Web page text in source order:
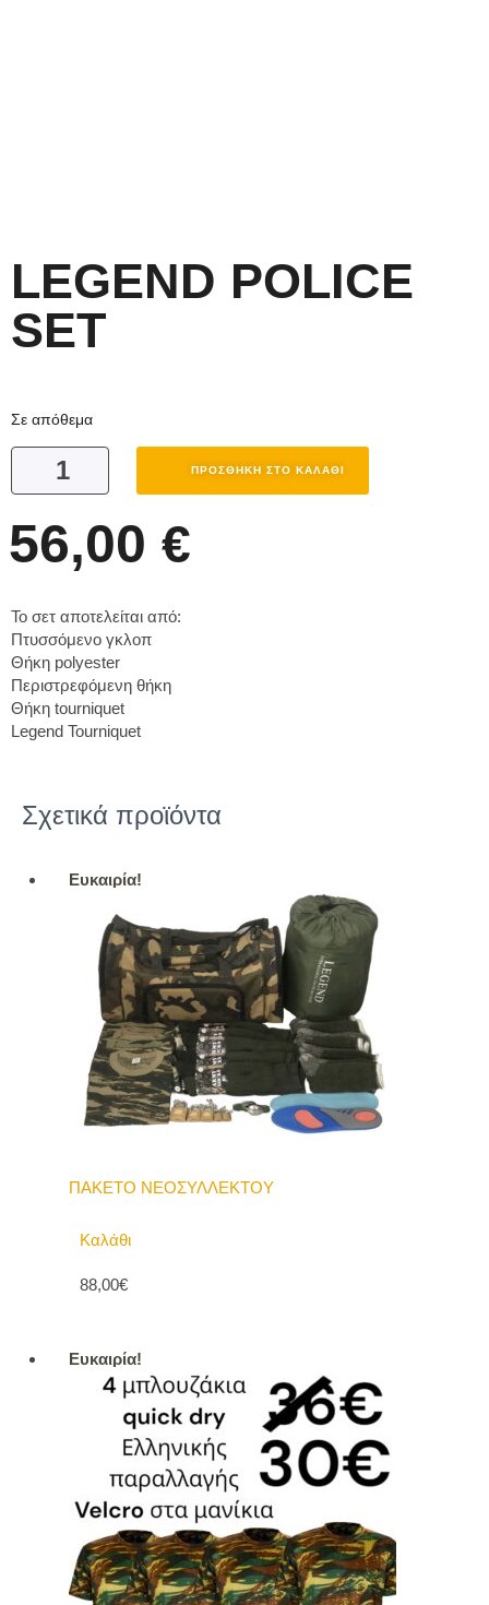
LEGEND POLICE
SET
Σε απόθεμα
ΠΡΟΣΘΉΚΗ ΣΤΟ ΚΑΛΆΘΙ
56,00 €
Το σετ αποτελείται από:
Πτυσσόμενο γκλοπ
Θήκη polyester
Περιστρεφόμενη θήκη
Θήκη tourniquet
Legend Tourniquet
Σχετικά προϊόντα
Ευκαιρία!
ΠΑΚΕΤΟ ΝΕΟΣΥΛΛΕΚΤΟΥ
Καλάθι
88,00€
Ευκαιρία!